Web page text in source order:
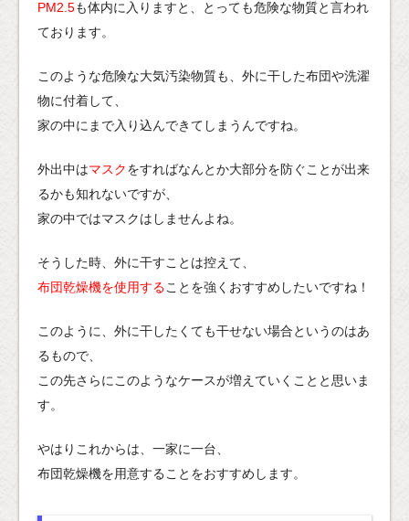
PM2.5も体内に入りますと、とっても危険な物質と言われ
ております。
このような危険な大気汚染物質も、外に干した布団や洗濯
物に付着して、
家の中にまで入り込んできてしまうんですね。
外出中はマスクをすればなんとか大部分を防ぐことが出来
るかも知れないですが、
家の中ではマスクはしませんよね。
そうした時、外に干すことは控えて、
布団乾燥機を使用することを強くおすすめしたいですね！
このように、外に干したくても干せない場合というのはあ
るもので、
この先さらにこのようなケースが増えていくことと思いま
す。
やはりこれからは、一家に一台、
布団乾燥機を用意することをおすすめします。